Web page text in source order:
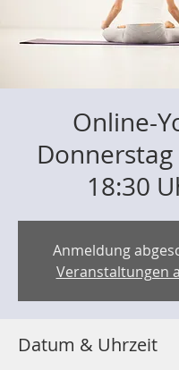
Online-
Donnerstag
18:30
Anmeldung
Veranstaltungen
Datum & Uhrzeit